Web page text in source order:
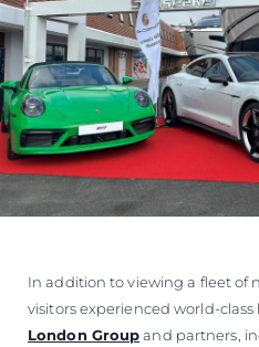
In addition to viewing a fleet of
visitors experienced world-
London Groupand partners,